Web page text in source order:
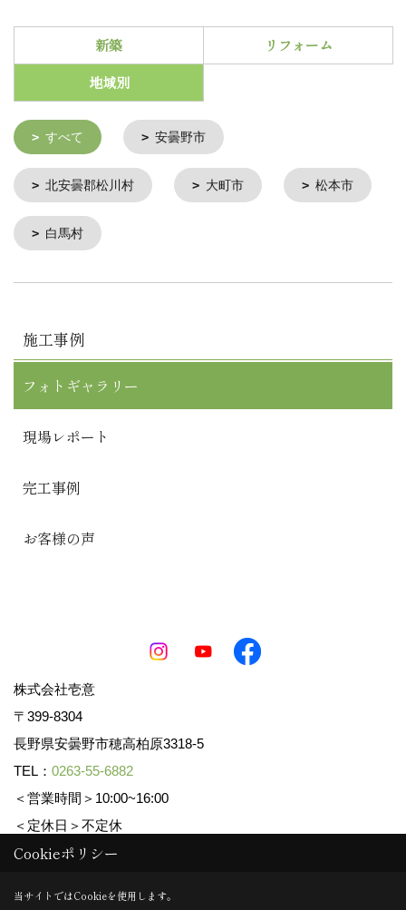
新築
リフォーム
地域別
すべて 安曇野市
北安曇郡松川村 大町市 松本市
白馬村
施工事例
フォトギャラリー
現場レポート
完工事例
お客様の声
株式会社壱意
〒399-8304
長野県安曇野市穂高柏原3318-5
TEL： 0263-55-6882
＜営業時間＞10:00~16:00
＜定休日＞不定休
Copyright (c) ICHII Corp. All Rights Reserved.
Cookieポリシー
当サイトではCookieを使用します。